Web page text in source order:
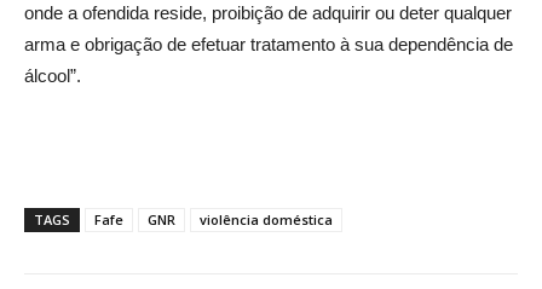
onde a ofendida reside, proibição de adquirir ou deter qualquer
arma e obrigação de efetuar tratamento à sua dependência de
álcool”.
TAGS Fafe GNR violência doméstica